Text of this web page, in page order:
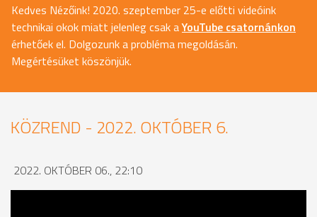
Kedves Nézőink! 2020. szeptember 25-e előtti videóink
technikai okok miatt jelenleg csak aYouTube csatornánkon
érhetőek el. Dolgozunk a probléma megoldásán.
Megértésüket köszönjük.
KÖZREND - 2022. OKTÓBER 6.
2022. OKTÓBER 06., 22:10